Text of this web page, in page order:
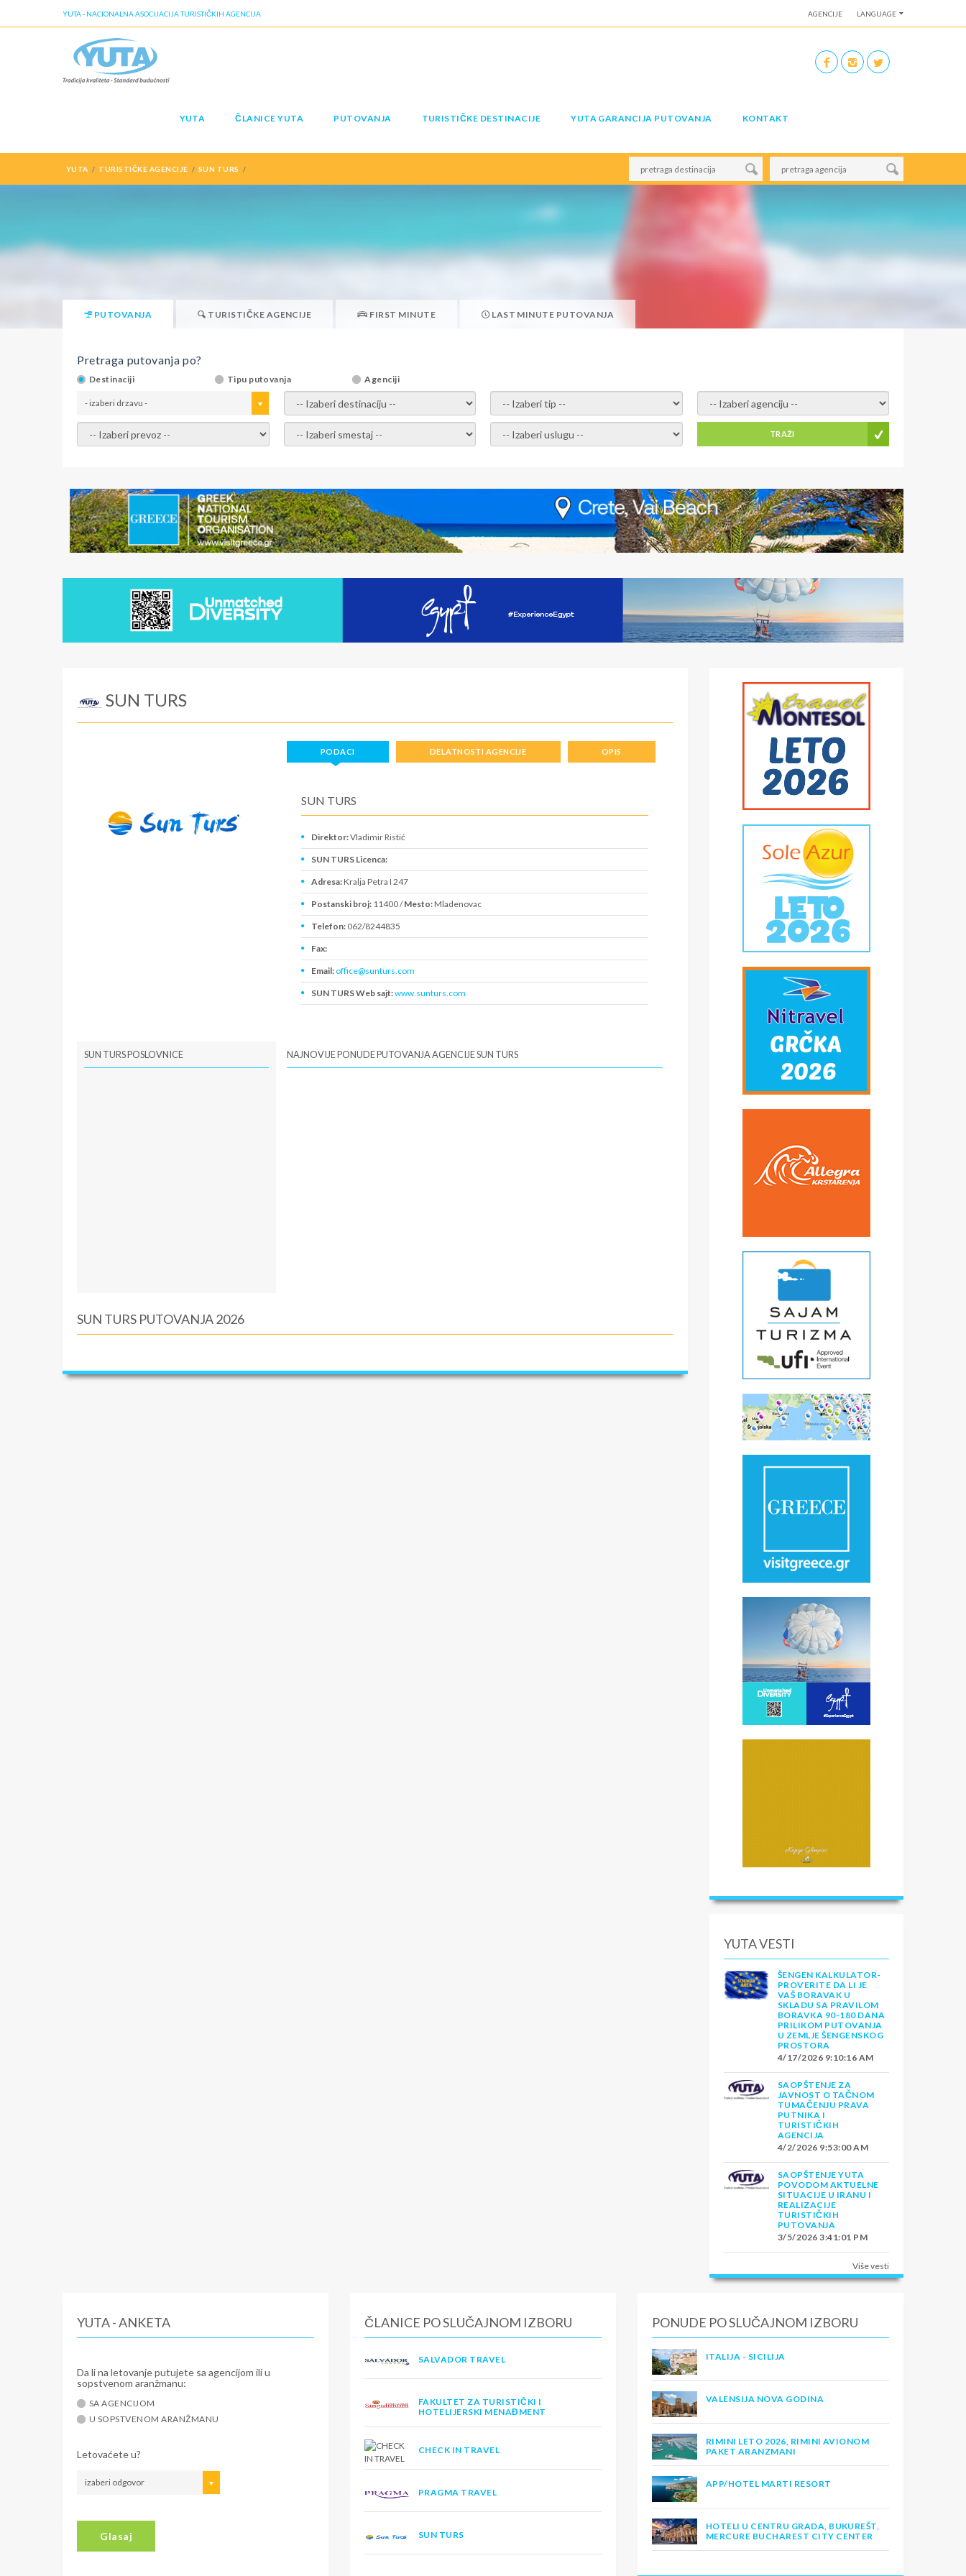
AGENCIJE LANGUAGE
YUTA - NACIONALNA ASOCIJACIJA TURISTIČKIH AGENCIJA
YUTA ČLANICE YUTA PUTOVANJA TURISTIČKE DESTINACIJE YUTA GARANCIJA PUTOVANJA KONTAKT
YUTA TURISTIČKE AGENCIJE SUN TURS
PUTOVANJA TURISTIČKE AGENCIJE FIRST MINUTE LAST MINUTE PUTOVANJA
Pretraga putovanja po?
Destinaciji Tipu putovanja Agenciji
- izaberi drzavu - - izaberi destinaciju - - izaberi tip - - izaberi agenciju -
- izaberi prevoz - - Izaberite smestaj - - Izaberite uslugu - TRAŽI
SUN TURS
PODACI DELATNOSTI AGENCIJE OPIS
SUN TURS
Direktor:Vladimir Ristić
SUN TURS Licenca:
Adresa:Kralja Petra I 247
Postanski broj:11400 /Mesto:Mladenovac
Telefon:062/8244835
Fax:
Email: office@sunturs.com
SUN TURS Web sajt:www.sunturs.com
SUN TURS POSLOVNICE NAJNOVIJE PONUDE PUTOVANJA AGENCIJE SUN TURS
SUN TURS PUTOVANJA 2026
YUTA VESTI
ŠENGEN KALKULATOR-
PROVERITE DA LI JE
VAŠ BORAVAK U
SKLADU SA PRAVILOM
BORAVKA 90-180 DANA
PRILIKOM PUTOVANJA
U ZEMLJE ŠENGENSKOG
PROSTORA
4/17/2026 9:10:16 AM
SAOPŠTENJE ZA
JAVNOST O TAČNOM
TUMAČENJU PRAVA
PUTNIKA I
TURISTIČKIH
AGENCIJA
4/2/2026 9:53:00 AM
SAOPŠTENJE YUTA
POVODOM AKTUELNE
SITUACIJE U IRANU I
REALIZACIJE
TURISTIČKIH
PUTOVANJA
3/5/2026 3:41:01 PM
Više vesti
YUTA - ANKETA
Da li na letovanje putujete sa agencijom ili u
sopstvenom aranžmanu:
SA AGENCIJOM
U SOPSTVENOM ARANŽMANU
Letovaćete u?
izaberi odgovor
Glasaj
ČLANICE PO SLUČAJNOM IZBORU
SALVADOR TRAVEL
FAKULTET ZA TURISTIČKI I
HOTELIJERSKI MENAĐMENT
CHECK IN TRAVEL
PRAGMA TRAVEL
SUN TURS
PONUDE PO SLUČAJNOM IZBORU
ITALIJA - SICILIJA
VALENSIJA NOVA GODINA
RIMINI LETO 2026, RIMINI AVIONOM
PAKET ARANZMANI
APP/HOTEL MARTI RESORT
HOTELI U CENTRU GRADA, BUKUREŠT,
MERCURE BUCHAREST CITY CENTER